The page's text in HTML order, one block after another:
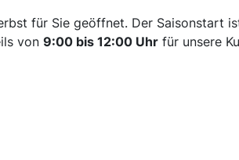
für Sie geöffnet. Der Saisonstart
von 9:00 bis 12:00 Uhrfür unsere